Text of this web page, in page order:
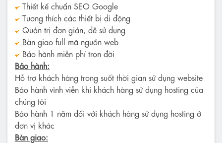
Thiết kế chuẩn SEO Google
Tương thích các thiết bị di động
Quản trị đơn giản, dễ sử dụng
Bàn giao full mã nguồn web
Bảo hành miễn phí trọn đời
Bảo hành:
Hỗ trợ khách hàng trong suốt thời gian sử dụng website
Bảo hành vĩnh viễn khi khách hàng sử dụng hosting của
chúng tôi
Bảo hành 1 năm đối với khách hàng sử dụng hosting ở
đơn vị khác
Bàn giao: